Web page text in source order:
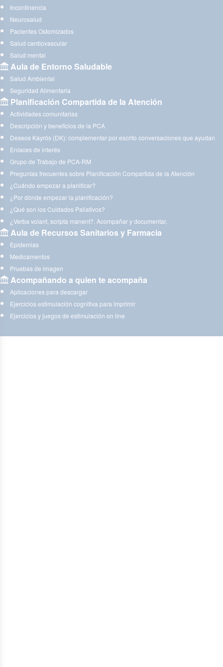
Incontinencia
Neurosalud
Pacientes Ostomizados
Salud cardiovascular
Salud mental
Aula de Entorno Saludable
Salud Ambiental
Seguridad Alimentaria
Planificación Compartida de la Atención
Actividades comunitarias
Descripción y beneficios de la PCA
Deseos Kayrós (DK): complementar por escrito conversaciones que ayudan
Enlaces de interés
Grupo de Trabajo de PCA-RM
Preguntas frecuentes sobre Planificación Compartida de la Atención
¿Cuándo empezar a planificar?
¿Por dónde empezar la planificación?
¿Qué son los Cuidados Paliativos?
¿Verba volant, scripta manent?. Acompañar y documentar.
Aula de Recursos Sanitarios y Farmacia
Epidemias
Medicamentos
Pruebas de imagen
Acompañando a quien te acompaña
Aplicaciones para descargar
Ejercicios estimulación cognitiva para imprimir
Ejercicios y juegos de estimulación on line